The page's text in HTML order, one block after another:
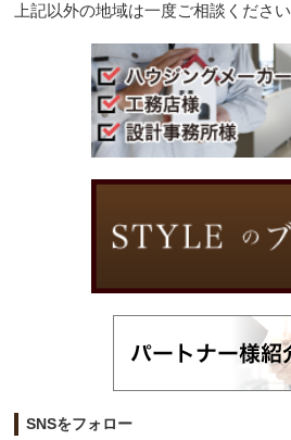
上記以外の地域は一度ご相談ください
SNSをフォロー